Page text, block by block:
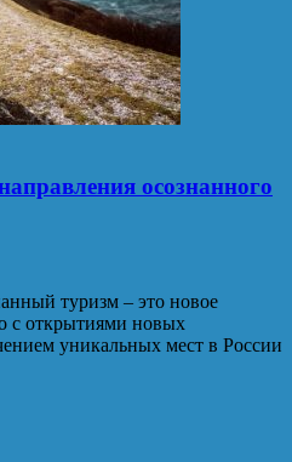
осознанного
туризм – это новое
с открытиями новых
уникальных мест в России